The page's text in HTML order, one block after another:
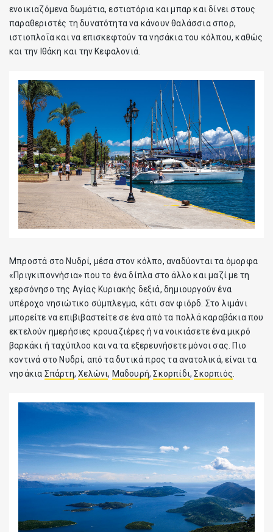
ενοικιαζόμενα δωμάτια, εστιατόρια και μπαρ και δίνει στους
παραθεριστές τη δυνατότητα να κάνουν θαλάσσια σπορ,
ιστιοπλοΐα και να επισκεφτούν τα νησάκια του κόλπου, καθώς
και την Ιθάκη και την Κεφαλονιά.
Μπροστά στο Νυδρί, μέσα στον κόλπο, αναδύονται τα όμορφα
«Πριγκιποννήσια» που το ένα δίπλα στο άλλο και μαζί με τη
χερσόνησο της Αγίας Κυριακής δεξιά, δημιουργούν ένα
υπέροχο νησιώτικο σύμπλεγμα, κάτι σαν φιόρδ. Στο λιμάνι
μπορείτε να επιβιβαστείτε σε ένα από τα πολλά καραβάκια που
εκτελούν ημερήσιες κρουαζιέρες ή να νοικιάσετε ένα μικρό
βαρκάκι ή ταχύπλοο και να τα εξερευνήσετε μόνοι σας. Πιο
κοντινά στο Νυδρί, από τα δυτικά προς τα ανατολικά, είναι τα
νησάκια Σπάρτη,Χελώνι, Μαδουρή,Σκορπίδι,Σκορπιός.